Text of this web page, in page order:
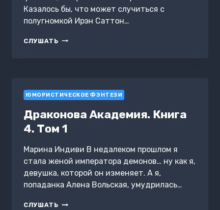
Казалось бы, что может случиться с
полугномкой Ирэн Саттон…
СЛУШАТЬ СКОВОРОДА
ЮМОРИСТИЧЕСКОЕ ФЭНТЕЗИ
Драконова Академия. Книга
4. Том 1
Марина Индиви В недалеком прошлом я
стала женой императора демонов… ну как я,
девушка, которой он изменяет. А я,
попаданка Алена Вольская, умудрилась…
СЛУШАТЬ ДРАКОНОВА